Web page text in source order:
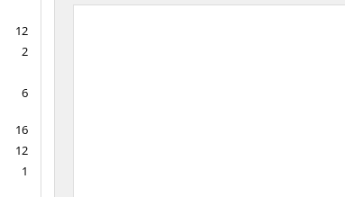
12
2
6
16
12
1